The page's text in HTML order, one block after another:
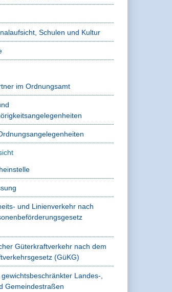
Schulen und Kultur
im Ordnungsamt
und Linienverkehr nach
Güterkraftverkehr nach dem
(GüKG)
Landes-,
Gemeindestraßen